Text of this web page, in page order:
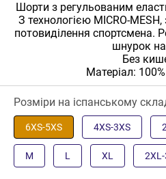
Шорти з регульованим
З технологією MICRO-
потовиділення спортсмена.
шнурок на
Без
Матеріал:
Розміри на іспанському
6XS-5XS 4XS-3XS
M L XL 2XL-